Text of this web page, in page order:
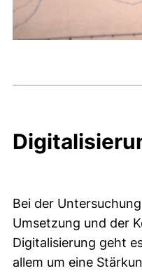
Bei der
Umsetzung und der
Digitalisierung geht
allem um eine